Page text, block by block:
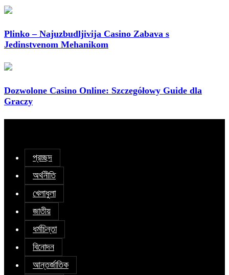
Plinko – Najuzbudljivija Casino Zabava s
Jedinstvenom Mehanikom
Dozwolone Casino Online: Szczegółowy Guide dla
Graczy
প্রচ্ছদ
অর্থনীতি
খেলাধুলা
জাতীয়
ধর্মচিন্তা
বিনোদন
আন্তর্জাতিক